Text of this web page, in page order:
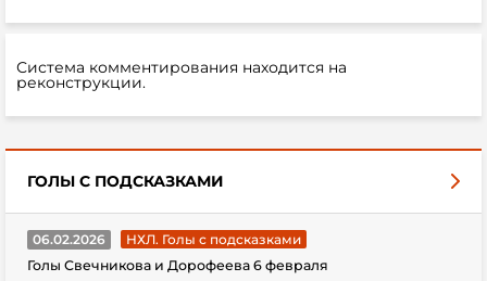
Система комментирования находится на
реконструкции.
ГОЛЫ С ПОДСКАЗКАМИ
06.02.2026
НХЛ. Голы с подсказками
Голы Свечникова и Дорофеева 6 февраля